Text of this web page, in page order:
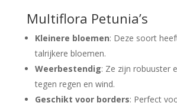
Multiflora Petunia’s
Kleinere bloemen: Deze soort
talrijkere bloemen.
Weerbestendig: Ze zijn robuuster
tegen regen en wind.
Geschikt voor borders: Perfect